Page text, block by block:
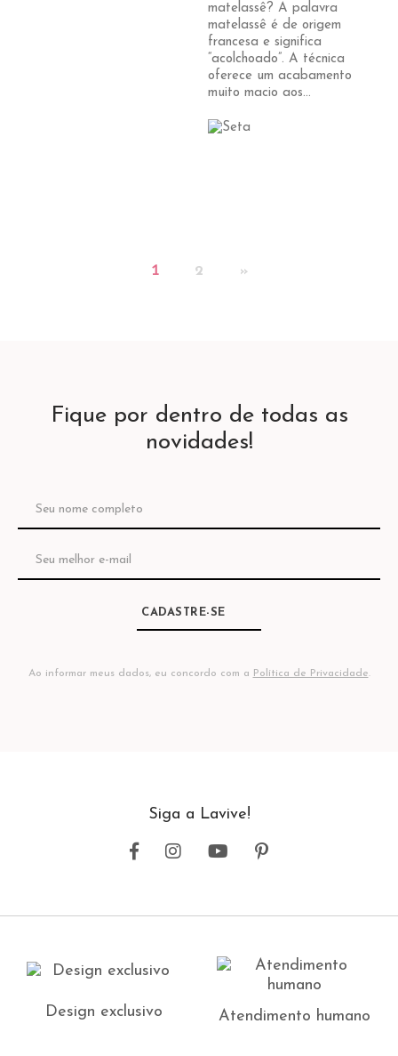
matelassê? A palavra
matelassê é de origem
francesa e significa
“acolchoado”. A técnica
oferece um acabamento
muito macio aos...
1 2 »
Fique por dentro de todas as
novidades!
CADASTRE-SE
Ao informar meus dados, eu concordo com a Política de Privacidade.
Siga a Lavive!
Design exclusivo Atendimento humano